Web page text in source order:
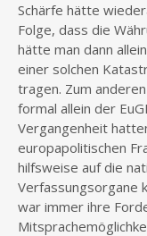
Schärfe hätte
Folge, dass die
hätte man dann
einer solchen
tragen. Zum
formal allein der
Vergangenheit
europapolitischen
hilfsweise auf die
Verfassungsorgane
war immer ihre